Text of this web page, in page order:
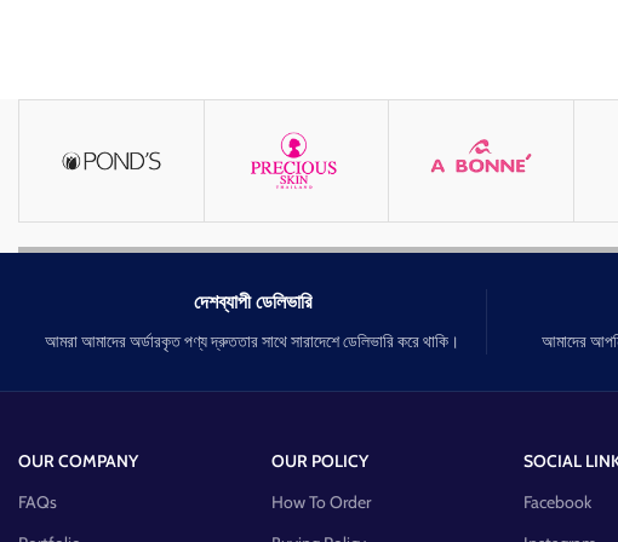
দেশব্যাপী ডেলিভারি
আমরা আমাদের অর্ডারকৃত পণ্য দ্রুততার সাথে সারাদেশে ডেলিভারি করে থাকি। আমাদের
OUR COMPANY
FAQs
OUR POLICY
How To Order
SOCIAL
Facebook